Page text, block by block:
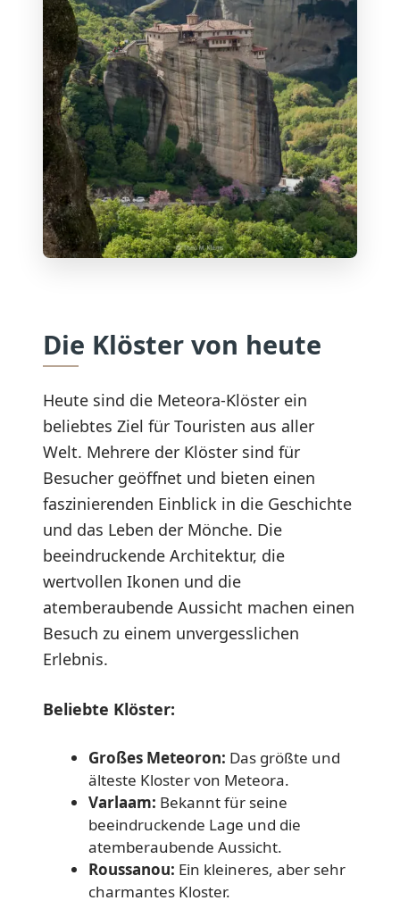
Die Klöster von heute
Heute sind die Meteora-Klöster ein
beliebtes Ziel für Touristen aus aller
Welt. Mehrere der Klöster sind für
Besucher geöffnet und bieten einen
faszinierenden Einblick in die Geschichte
und das Leben der Mönche. Die
beeindruckende Architektur, die
wertvollen Ikonen und die
atemberaubende Aussicht machen einen
Besuch zu einem unvergesslichen
Erlebnis.
Beliebte Klöster:
Großes Meteoron: Das größte und
älteste Kloster von Meteora.
Varlaam: Bekannt für seine
beeindruckende Lage und die
atemberaubende Aussicht.
Roussanou: Ein kleineres, aber sehr
charmantes Kloster.